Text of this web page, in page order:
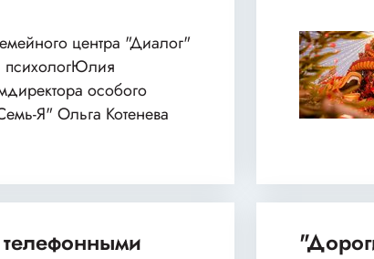
центра "Диалог"
особого
Я" Ольга Котенева